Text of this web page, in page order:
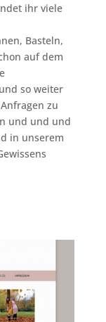
ihr viele
Basteln,
auf dem
so weiter
zu
und und und
in unserem